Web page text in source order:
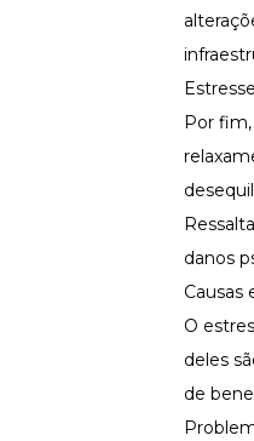
Por
danos
Causas
O
deles
de